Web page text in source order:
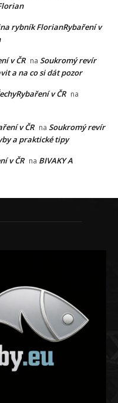
rybník FlorianRybaření v
v ČR na Soukromý revír
a na co si dát pozor
v ČR na
v ČR na Soukromý revír
a praktické tipy
v ČR na BIVAKY A